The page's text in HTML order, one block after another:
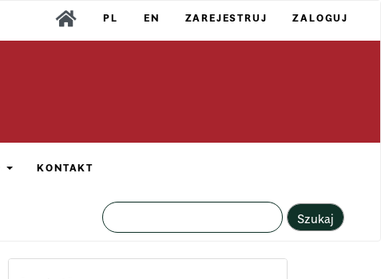
PL EN ZAREJESTRUJ ZALOGUJ
KONTAKT
Szukaj